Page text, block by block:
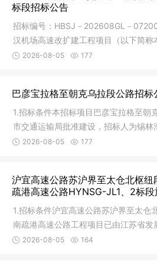
标段招标公告
招标编号：HBSJ－202608GL－
汉机场高速改扩建工程项目（以下简称
部《公路发展
2026-08-05 177
巴彦宝拉格至朝克乌拉段公路招标
1.招标条件本招标项目巴彦宝拉格至朝
市交通运输局批准建设，招标人为锡林
中心，
2026-08-05 177
沪宜高速公路苏沪界至太仓北枢
疏港高速公路HYNSG-JL1、2标
1.招标条件沪宜高速公路苏沪界至太仓
南疏港高速公路工程项目已由江苏省发
基础发
2026-08-05 164